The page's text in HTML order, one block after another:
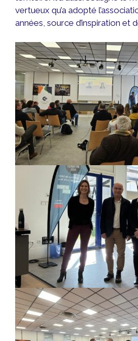
vertueux qu’a adopté
années, source d’inspiration et